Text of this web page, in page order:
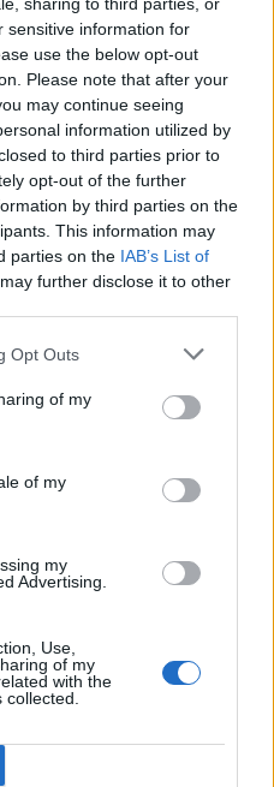
sensitive information for
use the below opt-out
Please note that after your
may continue seeing
information utilized by
to third parties prior to
opt-out of the further
by third parties on the
This information may
parties on the IAB’s List of
further disclose it to other
Opt Outs
of my
of my
my
Advertising.
Use,
of my
with the